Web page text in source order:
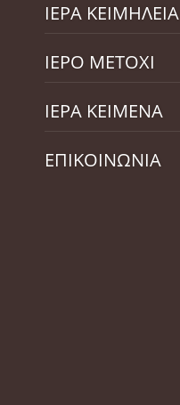
ΙΕΡΑ ΚΕΙΜΗΛΕΙΑ
ΙΕΡΟ ΜΕΤΟΧΙ
ΙΕΡΑ ΚΕΙΜΕΝΑ
ΕΠΙΚΟΙΝΩΝΙΑ